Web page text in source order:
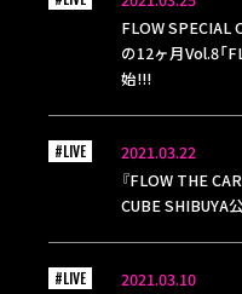
FLOW SPECIAL
の12ヶ月Vol.8「
始!!!
2021.03.22
『FLOW THE
CUBE SHIBUYA
#LIVE
2021.03.10
#LIVE